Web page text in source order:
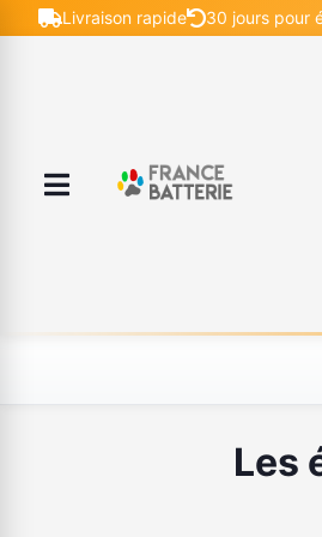
Livraison rapide 30 jours pour
Les